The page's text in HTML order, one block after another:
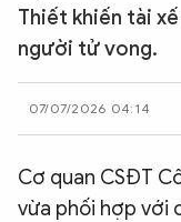
XÃ HỘI
CÔNG NGHỆ
Thiết khiến tài
người tử vong.
07/07/2026 04:14
Cơ quan CSĐT
vừa phối hợp với